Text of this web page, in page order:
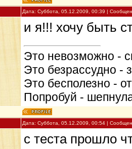
Дата: Суббота, 05.12.2009, 00:39 |
и я!!! хочу быть
Это невозможно -
Это безрассудно -
Это бесполезно -
Попробуй -
Дата: Суббота, 05.12.2009, 00:54 |
с теста прошло